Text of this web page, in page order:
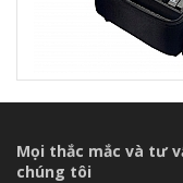
Mọi thắc mắc và tư
chúng tôi